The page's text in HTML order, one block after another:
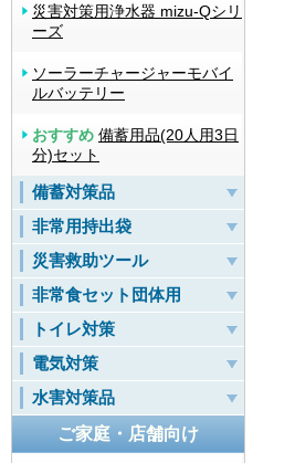
災害対策用浄水器 mizu-Qシリ
ーズ
ソーラーチャージャーモバイ
ルバッテリー
おすすめ 備蓄用品(20人用3日
分)セット
備蓄対策品
非常用持出袋
災害救助ツール
非常食セット団体用
トイレ対策
電気対策
水害対策品
ご家庭・店舗向け